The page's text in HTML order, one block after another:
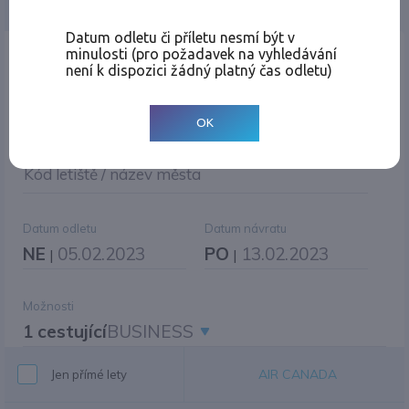
Místo odletu
Kód letiště / název města
Datum odletu
NE | 05.02.2023
Datum návratu
PO | 13.02.2023
Možnosti
1 cestujícíBUSINESS
Jen přímé lety AIR CANADA
Datum odletu či příletu nesmí být v
minulosti (pro požadavek na vyhledávání
není k dispozici žádný platný čas odletu)
OK